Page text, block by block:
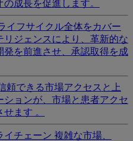
成長を促進します。
イフサイクル全体をカバー
リジェンスにより、革新的な
発を前進させ、承認取得を成
頼できる市場アクセスと上
ションが、市場と患者アクセ
ます 。
イチェーン 複雑な市場、